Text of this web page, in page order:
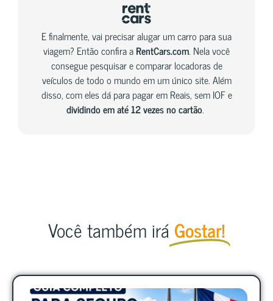
E finalmente, vai precisar alugar um carro para sua
viagem? Então confira aRentCars.com. Nela você
consegue pesquisar e comparar locadoras de
veículos de todo o mundo em um único site. Além
disso, com eles dá para pagar em Reais, sem IOF e
dividindo em até 12 vezes no cartão.
Você também irá Gostar!